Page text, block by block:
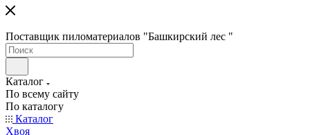
Поставщик пиломатериалов "Башкирский лес "
Каталог
По всему сайту
По каталогу
Каталог
Хвоя